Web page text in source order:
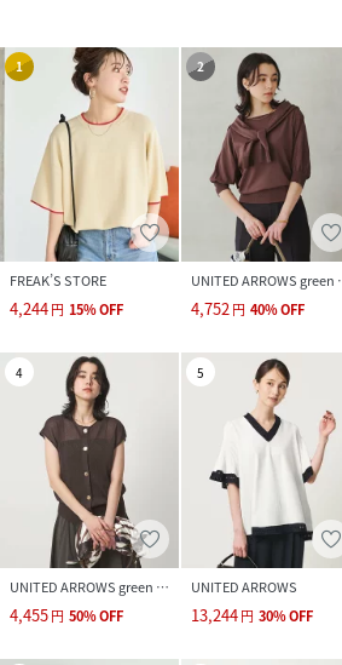
1
FREAK’S STORE
4,244円 15%OFF
2
UNITED
4,752円 40%OFF
4
UNITED ARROWS green label relaxing
4,455円 50%OFF
5
UNITED ARROWS
13,244円 30%OFF